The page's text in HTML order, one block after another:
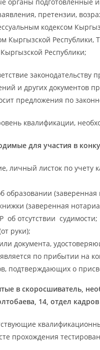
претензии,
кодексом
Кыргызской Республики,
Республики;
законодательству
и других документов
предложения по
квалификации,
для участия в
личный листок по учету
образовании (заверенная
(заверенная
об отсутствии судимости;
руки);
документа,
по прибытии на
подтверждающих о
в скоросшиватель,
, 14, отдел кадров
прохождения